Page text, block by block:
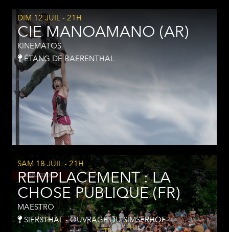
DIM 12 JUIL - 21H
CIE MANOAMANO (AR)
KINEMATOS
ÉTANG DE BAERENTHAL
SAM 18 JUIL- 21H
REMPLACEMENT : LA
CHOSE PUBLIQUE (FR)
MAESTRO
SIERSTHAL - OUVRAGE DU SIMSERHOF